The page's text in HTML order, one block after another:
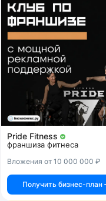
Pride Fitness
франшиза фитнеса
Вложения от 10 000 000 ₽
Получить бизнес-план